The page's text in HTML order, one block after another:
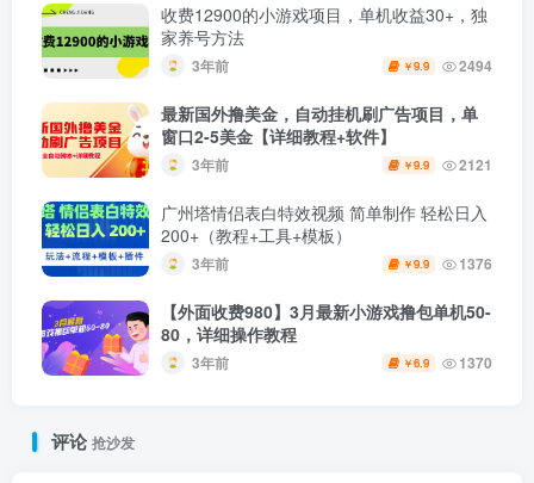
收费12900的小游戏项目，单机收益30+，独
家养号方法
3年前 ￥9.9 2494
最新国外撸美金，自动挂机刷广告项目，单
窗口2-5美金【详细教程+软件】
3年前 ￥9.9 2121
广州塔情侣表白特效视频 简单制作 轻松日入
200+（教程+工具+模板）
3年前 ￥9.9 1376
【外面收费980】3月最新小游戏撸包单机50-
80，详细操作教程
3年前 ￥6.9 1370
评论抢沙发